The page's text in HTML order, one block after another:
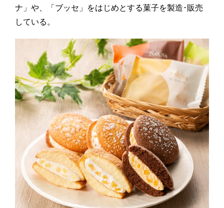
ナ」や、「ブッセ」をはじめとする菓子を製造･販売
している。